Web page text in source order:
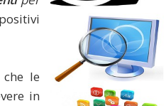
le
in